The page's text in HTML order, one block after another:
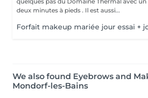
deux minutes à pieds . Il est aussi...
Forfait makeup mariée jour essai +
We also found Eyebrows and
Mondorf-les-Bains